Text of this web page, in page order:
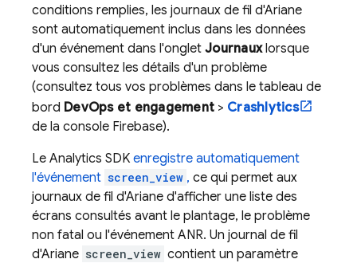
conditions remplies, les journaux de fil d'Ariane
sont automatiquement inclus dans les données
d'un événement dans l'onglet Journauxlorsque
vous consultez les détails d'un problème
(consultez tous vos problèmes dans le tableau de
bord DevOps et engagement > Crashlytics
de la console Firebase).
Le Analytics SDK enregistre automatiquement
l'événement screen_view , ce qui permet aux
journaux de fil d'Ariane d'afficher une liste des
écrans consultés avant le plantage, le problème
non fatal ou l'événement ANR. Un journal de fil
d'Ariane screen_view contient un paramètre